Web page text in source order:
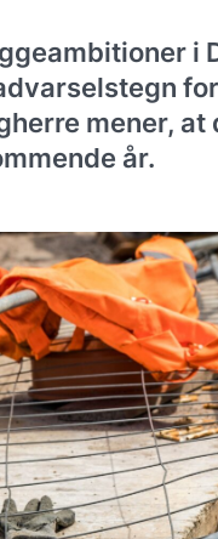
i
mener, at
år.